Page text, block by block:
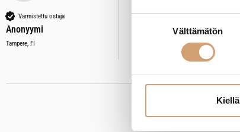
Välttämätön
Kiellä
Varmistettu ostaja
Anonyymi
Tampere, FI
Oliko tämä arvostelu hyödyllinen?